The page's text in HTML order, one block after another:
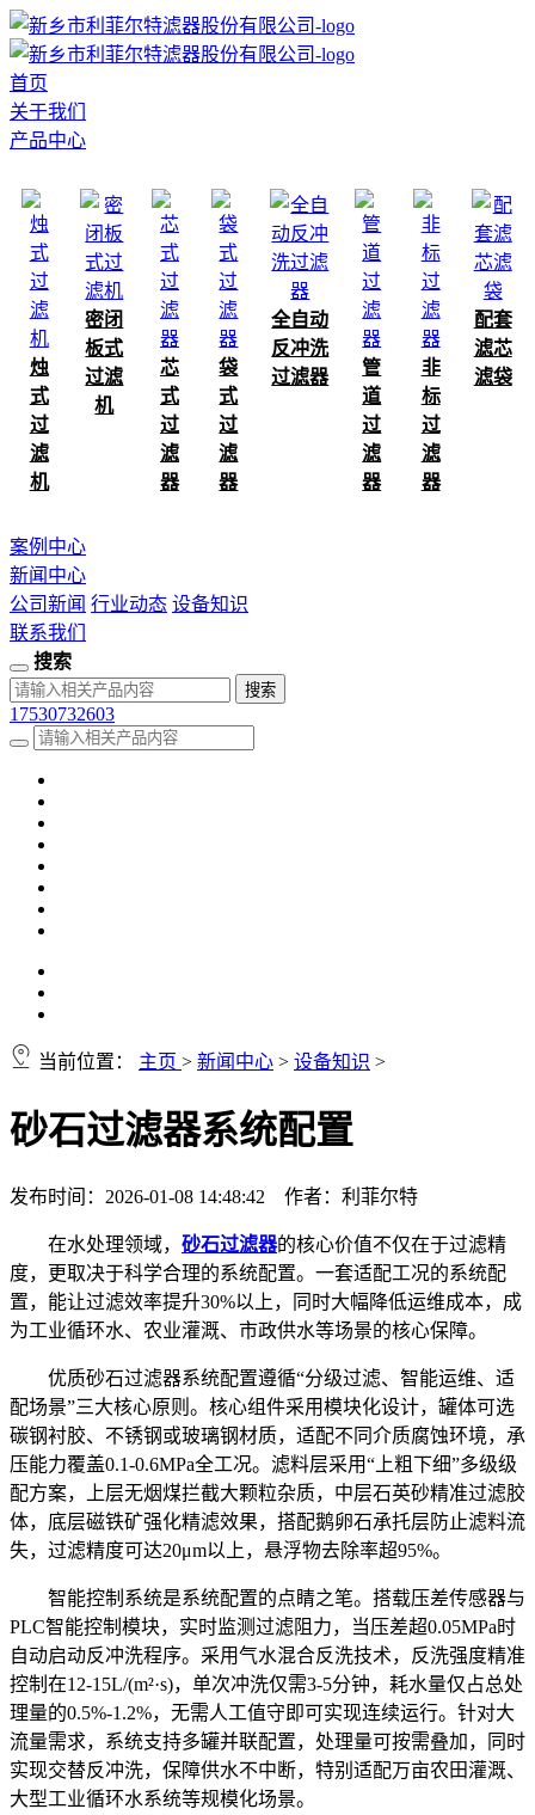
首页
关于我们
产品中心
烛
式
过
滤
机
密闭
板式
过滤
机
芯
式
过
滤
器
袋
式
过
滤
器
全自动
反冲洗
过滤器
管
道
过
滤
器
非
标
过
滤
器
配套
滤芯
滤袋
案例中心
新闻中心
公司新闻 行业动态 设备知识
联系我们
搜索
17530732603
当前位置： 主页 > 新闻中心 > 设备知识 >
砂石过滤器系统配置
发布时间：2026-01-08 14:48:42 作者：利菲尔特
在水处理领域， 砂石过滤器的核心价值不仅在于过滤精
度，更取决于科学合理的系统配置。一套适配工况的系统配
置，能让过滤效率提升30%以上，同时大幅降低运维成本，成
为工业循环水、农业灌溉、市政供水等场景的核心保障。
优质砂石过滤器系统配置遵循“分级过滤、智能运维、适
配场景”三大核心原则。核心组件采用模块化设计，罐体可选
碳钢衬胶、不锈钢或玻璃钢材质，适配不同介质腐蚀环境，承
压能力覆盖0.1-0.6MPa全工况。滤料层采用“上粗下细”多级级
配方案，上层无烟煤拦截大颗粒杂质，中层石英砂精准过滤胶
体，底层磁铁矿强化精滤效果，搭配鹅卵石承托层防止滤料流
失，过滤精度可达20μm以上，悬浮物去除率超95%。
智能控制系统是系统配置的点睛之笔。搭载压差传感器与
PLC智能控制模块，实时监测过滤阻力，当压差超0.05MPa时
自动启动反冲洗程序。采用气水混合反洗技术，反洗强度精准
控制在12-15L/(m²·s)，单次冲洗仅需3-5分钟，耗水量仅占总处
理量的0.5%-1.2%，无需人工值守即可实现连续运行。针对大
流量需求，系统支持多罐并联配置，处理量可按需叠加，同时
实现交替反冲洗，保障供水不中断，特别适配万亩农田灌溉、
大型工业循环水系统等规模化场景。